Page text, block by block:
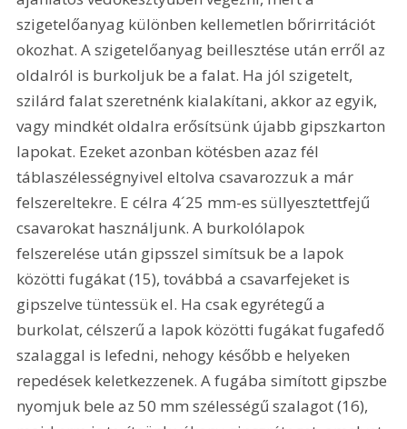
szigetelőanyag különben kellemetlen bőrirritációt
okozhat. A szigetelőanyag beillesztése után erről az
oldalról is burkoljuk be a falat. Ha jól szigetelt,
szilárd falat szeretnénk kialakítani, akkor az egyik,
vagy mindkét oldalra erősítsünk újabb gipszkarton
lapokat. Ezeket azonban kötésben azaz fél
táblaszélességnyivel eltolva csavarozzuk a már
felszereltekre. E célra 4´25 mm-es süllyesztettfejű
csavarokat használjunk. A burkolólapok
felszerelése után gipsszel simítsuk be a lapok
közötti fugákat (15), továbbá a csavarfejeket is
gipszelve tüntessük el. Ha csak egyrétegű a
burkolat, célszerű a lapok közötti fugákat fugafedő
szalaggal is lefedni, nehogy később e helyeken
repedések keletkezzenek. A fugába simított gipszbe
nyomjuk bele az 50 mm szélességű szalagot (16),